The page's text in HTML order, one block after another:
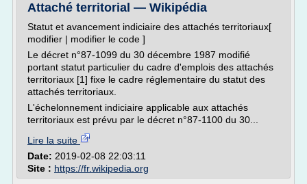
Attaché territorial — Wikipédia
Statut et avancement indiciaire des attachés territoriaux[
modifier | modifier le code ]
Le décret n°87-1099 du 30 décembre 1987 modifié
portant statut particulier du cadre d'emplois des attachés
territoriaux [1] fixe le cadre réglementaire du statut des
attachés territoriaux.
L'échelonnement indiciaire applicable aux attachés
territoriaux est prévu par le décret n°87-1100 du 30...
Lire la suite
Date: 2019-02-08 22:03:11
Site : https://fr.wikipedia.org